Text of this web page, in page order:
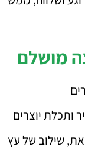
מושלם
ותכלת יוצרים
שילוב של עץ